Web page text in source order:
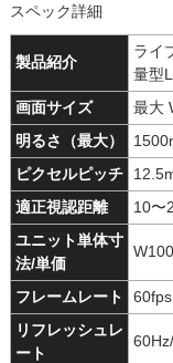
スペック詳細
製品紹介
ライ
量型
画面サイズ
最大
明るさ（最大）
ピクセルピッチ
適正視認距離
10〜
ユニット単体寸
法/単価
フレームレート
60fps
リフレッシュレ
ート